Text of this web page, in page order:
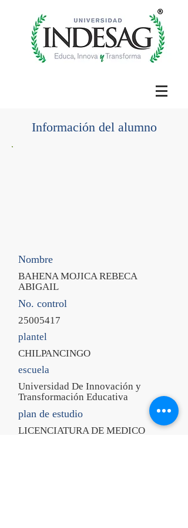
Información del alumno
Nombre
BAHENA MOJICA REBECA
ABIGAIL
No. control
25005417
plantel
CHILPANCINGO
escuela
Universidad De Innovación y
Transformación Educativa
plan de estudio
LICENCIATURA DE MEDICO